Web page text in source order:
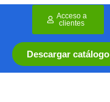
Descargar catálogo
Acceso a
clientes